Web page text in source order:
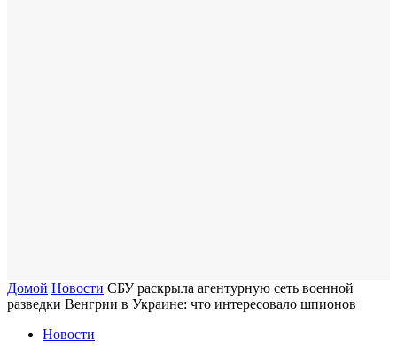
Домой Новости СБУ раскрыла агентурную сеть военной
разведки Венгрии в Украине: что интересовало шпионов
Новости